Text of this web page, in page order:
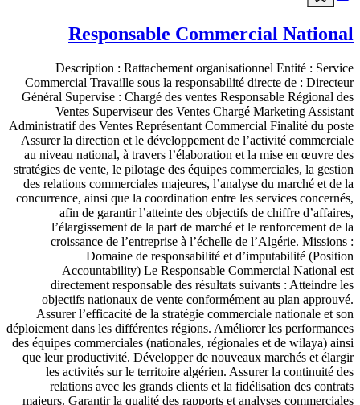
Responsable Commercial National
Description : Rattachement organisationnel Entité : Service
Commercial Travaille sous la responsabilité directe de : Directeur
Général Supervise : Chargé des ventes Responsable Régional des
Ventes Superviseur des Ventes Chargé Marketing Assistant
Administratif des Ventes Représentant Commercial Finalité du poste
Assurer la direction et le développement de l’activité commerciale
au niveau national, à travers l’élaboration et la mise en œuvre des
stratégies de vente, le pilotage des équipes commerciales, la gestion
des relations commerciales majeures, l’analyse du marché et de la
concurrence, ainsi que la coordination entre les services concernés,
afin de garantir l’atteinte des objectifs de chiffre d’affaires,
l’élargissement de la part de marché et le renforcement de la
croissance de l’entreprise à l’échelle de l’Algérie. Missions :
Domaine de responsabilité et d’imputabilité (Position
Accountability) Le Responsable Commercial National est
directement responsable des résultats suivants : Atteindre les
objectifs nationaux de vente conformément au plan approuvé.
Assurer l’efficacité de la stratégie commerciale nationale et son
déploiement dans les différentes régions. Améliorer les performances
des équipes commerciales (nationales, régionales et de wilaya) ainsi
que leur productivité. Développer de nouveaux marchés et élargir
les activités sur le territoire algérien. Assurer la continuité des
relations avec les grands clients et la fidélisation des contrats
majeurs. Garantir la qualité des rapports et analyses commerciales